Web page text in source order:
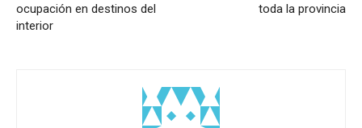
ocupación en destinos del
interior
toda la provincia